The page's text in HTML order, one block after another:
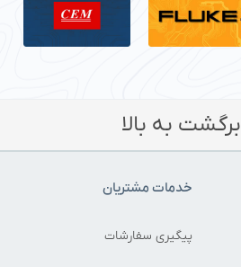
برگشت به بالا
خدمات مشتریان
پیگیری سفارشات